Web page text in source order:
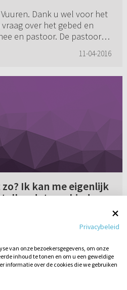
Dank u wel voor het
over het gebed en
en pastoor. De pastoor
D...
11-04-2016
Ik kan me eigenlijk
dat een kind van
u gaf op de vraag die u 27-02
“Kennen alleen
dit woestijnleven? Ik denkt
11-04-2006
Privacybeleid
van onze bezoekersgegevens, om onze
inhoud te tonen en om u een geweldige
informatie over de cookies die we gebruiken